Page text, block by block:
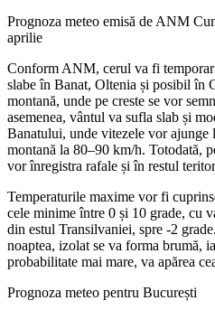
Prognoza meteo emisă de ANM
aprilie
Conform ANM, cerul va fi
slabe în Banat, Oltenia și posibil în
montană, unde pe creste se vor
asemenea, vântul va sufla slab și
Banatului, unde vitezele vor ajunge
montană la 80–90 km/h. Totodată,
vor înregistra rafale și în restul
Temperaturile maxime vor fi
cele minime între 0 și 10 grade, cu
din estul Transilvaniei, spre -2
noaptea, izolat se va forma brumă,
probabilitate mai mare, va apărea
Prognoza meteo pentru București